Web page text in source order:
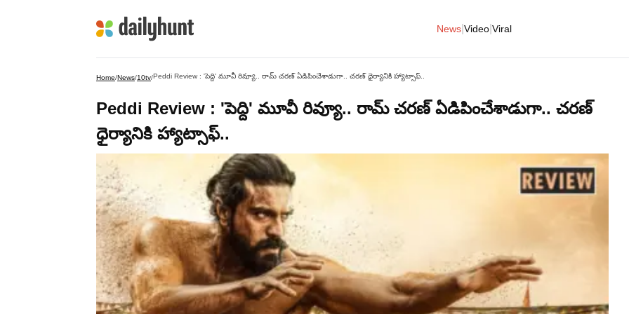
News Video Viral
Home/News/10tv/Peddi Review : 'పెద్ది' మూవీ రివ్యూ.. రామ్ చరణ్ ఏడిపించేశాడుగా.. చరణ్ ధైర్యానికి హ్యాట్సాఫ్..
Peddi Review : 'పెద్ది' మూవీ రివ్యూ.. రామ్ చరణ్ ఏడిపించేశాడుగా.. చరణ్
ధైర్యానికి హ్యాట్సాఫ్..